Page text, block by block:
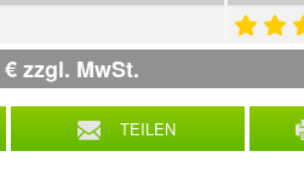
TEILEN
€zzgl. MwSt.